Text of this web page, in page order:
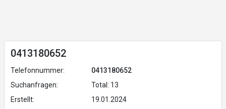
0413180652
Telefonnummer:
0413180652
Suchanfragen:
Total: 13
Erstellt:
19.01.2024